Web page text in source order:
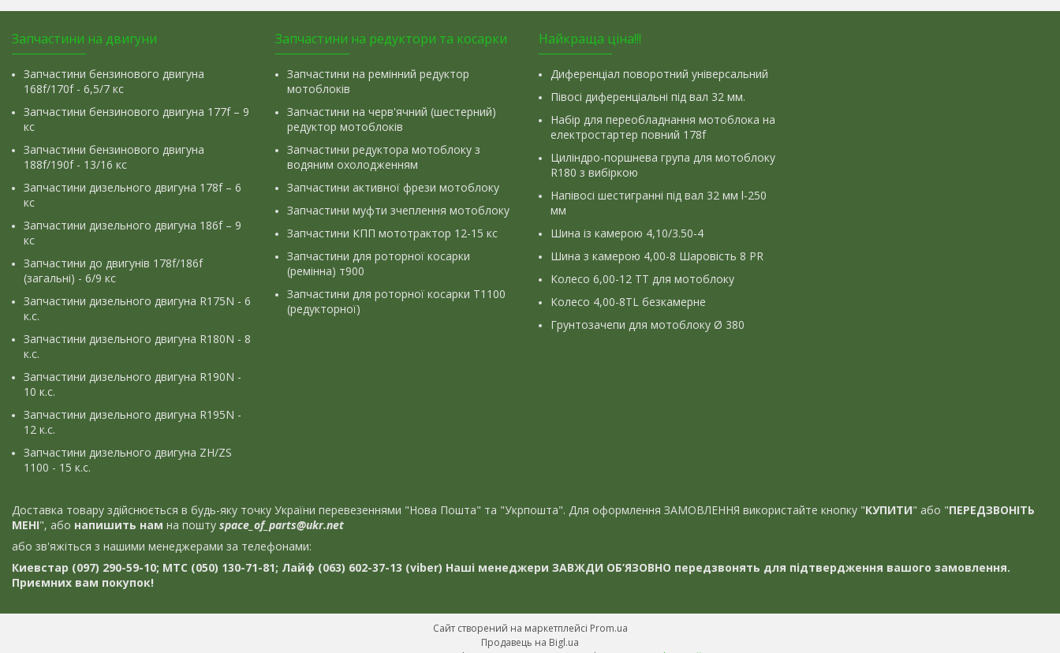
Запчастини на двигуни
Запчастини бензинового двигуна
168f/170f - 6,5/7 кс
Запчастини бензинового двигуна 177f – 9
кс
Запчастини бензинового двигуна
188f/190f - 13/16 кс
Запчастини дизельного двигуна 178f – 6
кс
Запчастини дизельного двигуна 186f – 9
кс
Запчастини до двигунів 178f/186f
(загальні) - 6/9 кс
Запчастини дизельного двигуна R175N - 6
к.с.
Запчастини дизельного двигуна R180N - 8
к.с.
Запчастини дизельного двигуна R190N -
10 к.с.
Запчастини дизельного двигуна R195N -
12 к.с.
Запчастини дизельного двигуна ZH/ZS
1100 - 15 к.с.
Запчастини на редуктори та косарки
Запчастини на ремінний редуктор
мотоблоків
Запчастини на черв'ячний (шестерний)
редуктор мотоблоків
Запчастини редуктора мотоблоку з
водяним охолодженням
Запчастини активної фрези мотоблоку
Запчастини муфти зчеплення мотоблоку
Запчастини КПП мототрактор 12-15 кс
Запчастини для роторної косарки
(ремінна) т900
Запчастини для роторної косарки Т1100
(редукторної)
Найкраща ціна!!!
Диференціал поворотний універсальний
Півосі диференціальні під вал 32 мм.
Набір для переобладнання мотоблока на
електростартер повний 178f
Циліндро-поршнева група для мотоблоку
R180 з вибіркою
Напівосі шестигранні під вал 32 мм l-250
мм
Шина із камерою 4,10/3.50-4
Шина з камерою 4,00-8 Шаровість 8 PR
Колесо 6,00-12 ТТ для мотоблоку
Колесо 4,00-8TL безкамерне
Грунтозачепи для мотоблоку Ø 380
Доставка товару здійснюється в будь-яку точку України перевезеннями "Нова Пошта" та "Укрпошта". Для оформлення ЗАМОВЛЕННЯ використайте кнопку "КУПИТИ" або "ПЕРЕДЗВОНІТЬ
МЕНІ", або напишить нам на пошту space_of_parts@ukr.net
або зв'яжіться з нашими менеджерами за телефонами:
Киевстар (097) 290-59-10; МТС (050) 130-71-81; Лайф (063) 602-37-13 (viber) Наші менеджери ЗАВЖДИ ОБ’ЯЗОВНО передзвонять для підтвердження вашого замовлення.
Приємних вам покупок!
Сайт створений на маркетплейсі Prom.ua
Продавець на Bigl.ua